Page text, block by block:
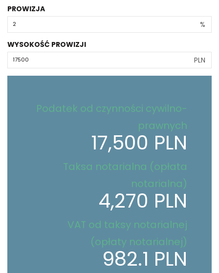
PROWIZJA
%
WYSOKOŚĆ PROWIZJI
PLN
Podatek od czynności cywilno-
prawnych
17,500 PLN
Taksa notarialna (opłata
notarialna)
4,270 PLN
VAT od taksy notarialnej
(opłaty notarialnej)
982.1 PLN